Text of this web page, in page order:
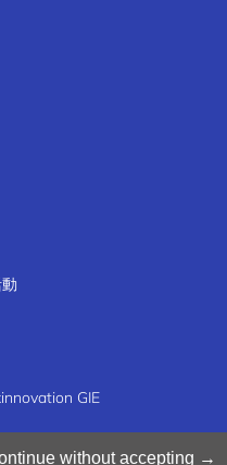
GIE
without accepting